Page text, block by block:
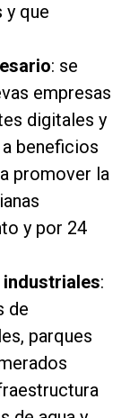
y que
: se
empresas
digitales y
beneficios
promover la
y por 24
:
de
parques